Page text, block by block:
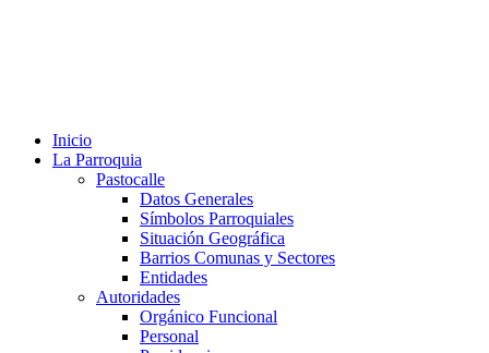
Inicio
La Parroquia
Pastocalle
Datos Generales
Símbolos Parroquiales
Situación Geográfica
Barrios Comunas y Sectores
Entidades
Autoridades
Orgánico Funcional
Personal